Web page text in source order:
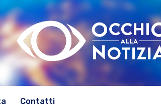
Contatti